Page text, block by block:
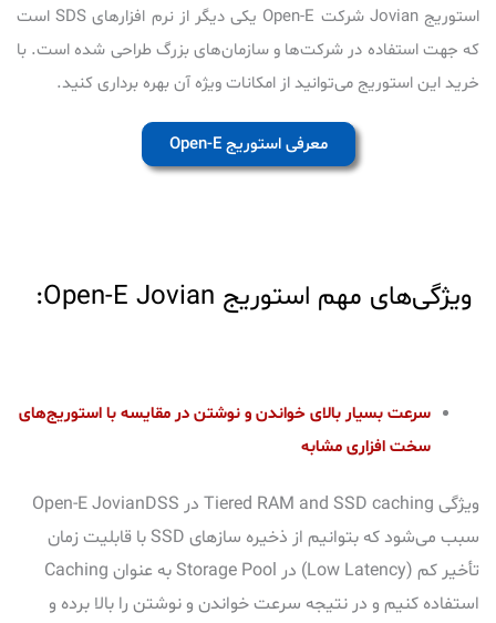
استوریج Jovian شرکت Open-E یکی دیگر از نرم افزارهای SDS است
که جهت استفاده در شرکت‌ها و سازمان‌های بزرگ طراحی شده است. با
خرید این استوریج می‌توانید از امکانات ویژه آن بهره برداری کنید.
معرفی استوریج Open-E
ویژگی‌های مهم استوریج Open-E Jovian:
سرعت بسیار بالای خواندن و نوشتن در مقایسه با استوریج‌های
سخت افزاری مشابه
ویژگی Tiered RAM and SSD caching در Open-E JovianDSS
سبب می‌شود که بتوانیم از ذخیره سازهای SSD با قابلیت زمان
تأخیر کم (Low Latency) در Storage Pool به عنوان Caching
استفاده کنیم و در نتیجه سرعت خواندن و نوشتن را بالا برده و